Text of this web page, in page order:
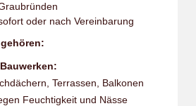
oder nach Vereinbarung
Terrassen, Balkonen
Feuchtigkeit und Nässe